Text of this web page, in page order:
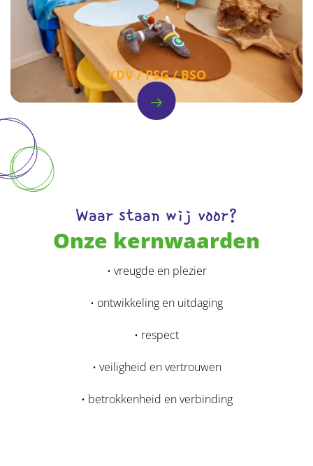
KDV / PSG / BSO
Waar staan wij voor?
Onze kernwaarden
• vreugde en plezier
• ontwikkeling en uitdaging
• respect
• veiligheid en vertrouwen
• betrokkenheid en verbinding